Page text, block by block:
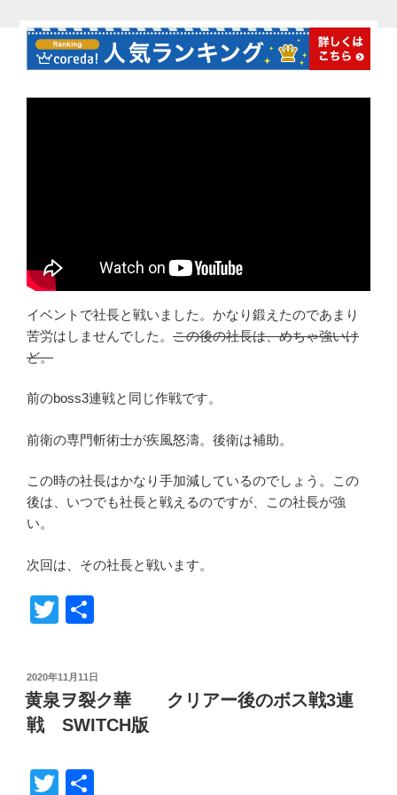
イベントで社長と戦いました。かなり鍛えたのであまり
苦労はしませんでした。 この後の社長は、めちゃ強いけ
ど。
前のboss3連戦と同じ作戦です。
前衛の専門斬術士が疾風怒濤。後衛は補助。
この時の社長はかなり手加減しているのでしょう。この
後は、いつでも社長と戦えるのですが、この社長が強
い。
次回は、その社長と戦います。
T
tt
er
投
稿
日:
2020年11月11日
黄泉ヲ裂ク華 クリアー後のボス戦3連
戦 SWITCH版
T